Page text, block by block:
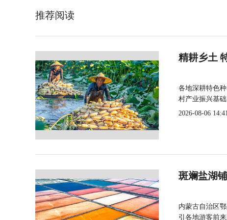
推荐阅读
精耕乡土
各地深耕特色
村产业振兴基础
2026-08-06
斑斓盐湖
内蒙古自治区
引各地游客前来